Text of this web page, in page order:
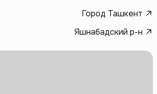
Город Ташкент
Яшнабадский р-н